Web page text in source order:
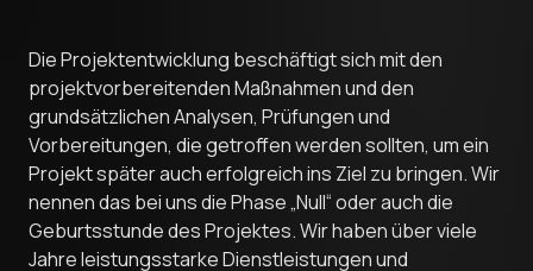
Die Projektentwicklung beschäftigt sich mit den
projektvorbereitenden Maßnahmen und den
grundsätzlichen Analysen, Prüfungen und
Vorbereitungen, die getroffen werden sollten, um ein
Projekt später auch erfolgreich ins Ziel zu bringen. Wir
nennen das bei uns die Phase „Null“ oder auch die
Geburtsstunde des Projektes. Wir haben über viele
Jahre leistungsstarke Dienstleistungen und